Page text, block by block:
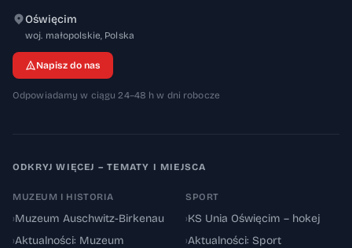
Oświęcim
woj. małopolskie, 32-600
Polska
Napisz do nas
Odpowiadamy w ciągu 24–48 h w dni robocze
ODKRYJ WIĘCEJ – TEMATY I MIEJSCA
MUZEUM I HISTORIA
›Muzeum Auschwitz-Birkenau
›Aktualności: Muzeum
SPORT
›KS Unia Oświęcim – hokej
›Aktualności: Sport